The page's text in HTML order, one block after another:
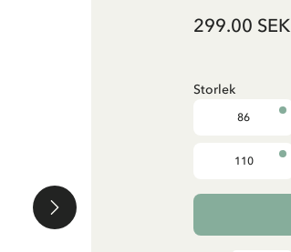
299.00 SEK
Storlek
86
110